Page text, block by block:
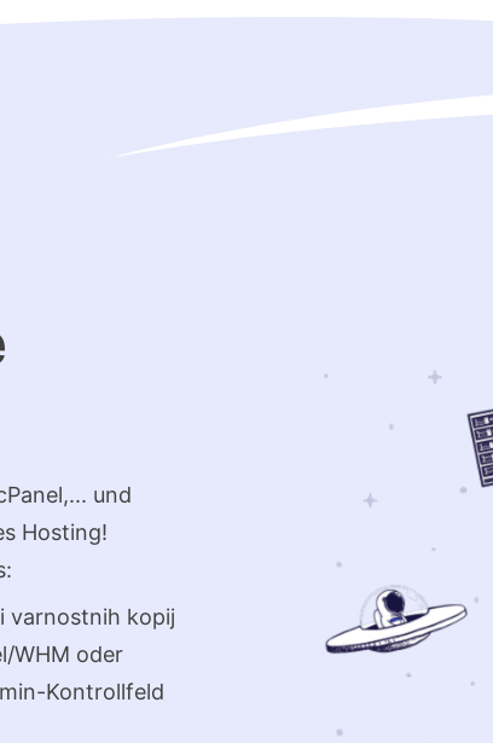
und
Hosting!
varnostnih kopij
WHM oder
Kontrollfeld